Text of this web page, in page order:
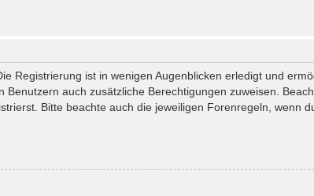
Registrierung ist in wenigen Augenblicken erledigt und
auch zusätzliche Berechtigungen zuweisen.
Bitte beachte auch die jeweiligen Forenregeln, wenn